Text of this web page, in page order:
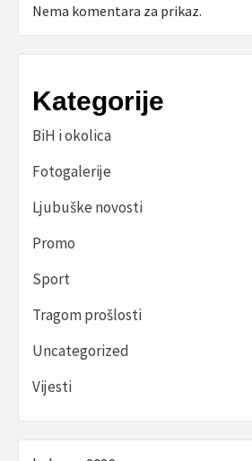
Nema komentara za prikaz.
Kategorije
BiH i okolica
Fotogalerije
Ljubuške novosti
Promo
Sport
Tragom prošlosti
Uncategorized
Vijesti